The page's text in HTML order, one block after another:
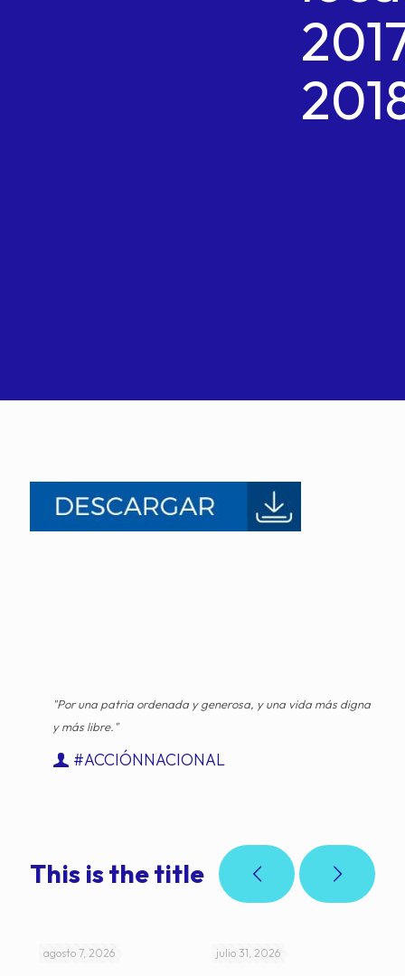
"Por una patria ordenada y generosa, y una vida más digna
y más libre."
#ACCIÓNNACIONAL
This is the title
agosto 7, 2026 julio 31, 2026